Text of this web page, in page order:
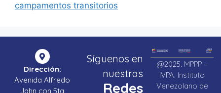
campamentos transitorios
Dirección:
Avenida Alfredo
Jahn con 5ta
Síguenos en
nuestras
Redes
@2025. MPPP –
IVPA. Instituto
Venezolano de